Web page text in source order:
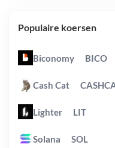
Populaire koersen
Biconomy BICO
Cash Cat
Lighter LIT
Solana SOL